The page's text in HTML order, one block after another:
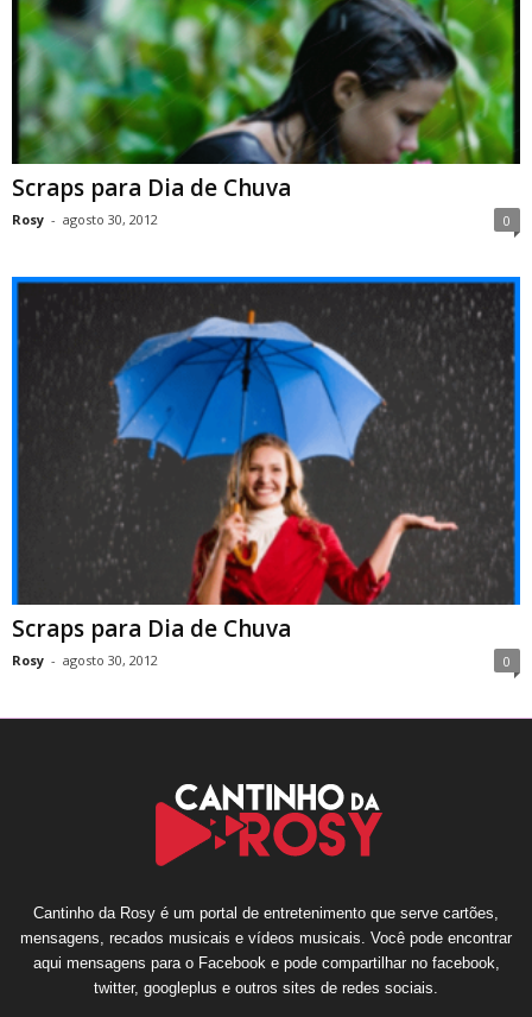
Scraps para Dia de Chuva
Rosy - agosto 30, 2012 0
Scraps para Dia de Chuva
Rosy - agosto 30, 2012 0
Cantinho da Rosy é um portal de entretenimento que serve cartões,
mensagens, recados musicais e vídeos musicais. Você pode encontrar
aqui mensagens para o Facebook e pode compartilhar no facebook,
twitter, googleplus e outros sites de redes sociais.